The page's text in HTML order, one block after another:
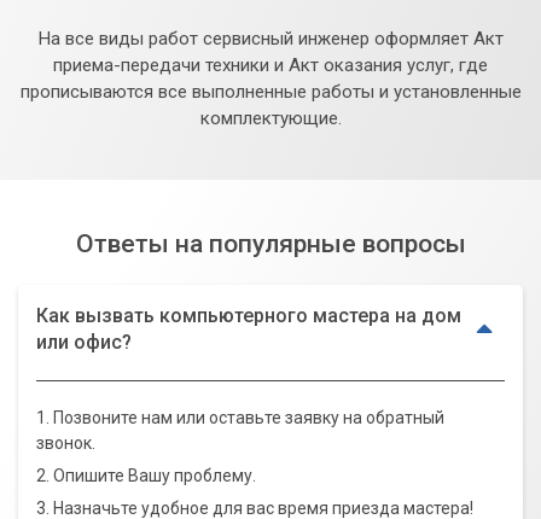
На все виды работ сервисный инженер оформляет Акт
приема-передачи техники и Акт оказания услуг, где
прописываются все выполненные работы и установленные
комплектующие.
Ответы на популярные вопросы
Как вызвать компьютерного мастера на дом
или офис?
1. Позвоните нам или оставьте заявку на обратный
звонок.
2. Опишите Вашу проблему.
3. Назначьте удобное для вас время приезда мастера!